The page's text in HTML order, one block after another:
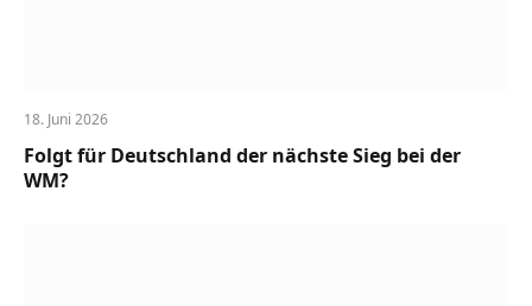
18. Juni 2026
Folgt für Deutschland der nächste Sieg bei der
WM?